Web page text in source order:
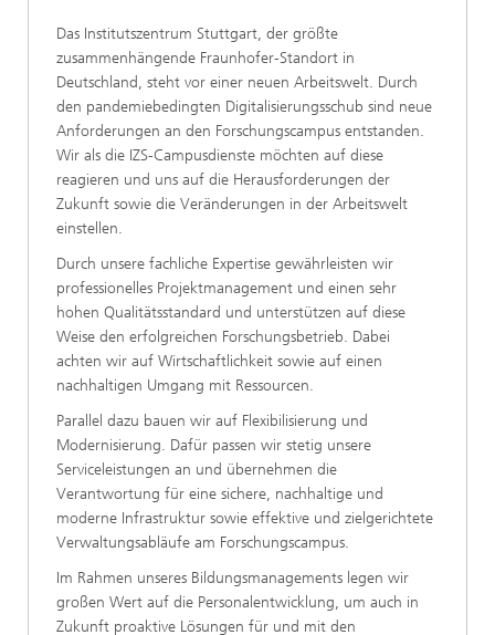
Das Institutszentrum Stuttgart, der größte
zusammenhängende Fraunhofer-Standort in
Deutschland, steht vor einer neuen Arbeitswelt. Durch
den pandemiebedingten Digitalisierungsschub sind neue
Anforderungen an den Forschungscampus entstanden.
Wir als die IZS-Campusdienste möchten auf diese
reagieren und uns auf die Herausforderungen der
Zukunft sowie die Veränderungen in der Arbeitswelt
einstellen.
Durch unsere fachliche Expertise gewährleisten wir
professionelles Projektmanagement und einen sehr
hohen Qualitätsstandard und unterstützen auf diese
Weise den erfolgreichen Forschungsbetrieb. Dabei
achten wir auf Wirtschaftlichkeit sowie auf einen
nachhaltigen Umgang mit Ressourcen.
Parallel dazu bauen wir auf Flexibilisierung und
Modernisierung. Dafür passen wir stetig unsere
Serviceleistungen an und übernehmen die
Verantwortung für eine sichere, nachhaltige und
moderne Infrastruktur sowie effektive und zielgerichtete
Verwaltungsabläufe am Forschungscampus.
Im Rahmen unseres Bildungsmanagements legen wir
großen Wert auf die Personalentwicklung, um auch in
Zukunft proaktive Lösungen für und mit den